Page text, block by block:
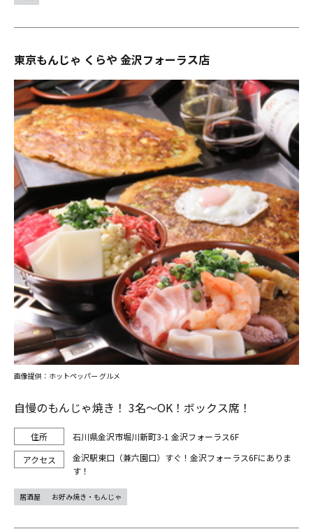
東京もんじゃ くらや 金沢フォーラス店
自慢のもんじゃ焼き！ 3名～OK！ボックス席！
石川県金沢市堀川新町3-1 金沢フォーラス6F
金沢駅東口（兼六園口）すぐ！金沢フォーラス6Fにありま
す！
画像提供：ホットペッパー グルメ
居酒屋 お好み焼き・もんじゃ